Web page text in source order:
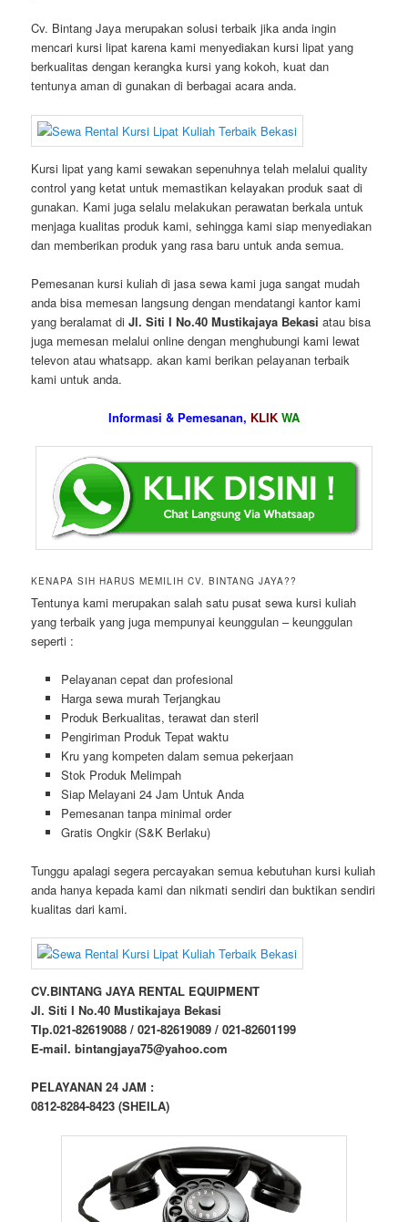
Cv. Bintang Jaya merupakan solusi terbaik jika anda ingin
mencari kursi lipat karena kami menyediakan kursi lipat yang
berkualitas dengan kerangka kursi yang kokoh, kuat dan
tentunya aman di gunakan di berbagai acara anda.
Kursi lipat yang kami sewakan sepenuhnya telah melalui quality
control yang ketat untuk memastikan kelayakan produk saat di
gunakan. Kami juga selalu melakukan perawatan berkala untuk
menjaga kualitas produk kami, sehingga kami siap menyediakan
dan memberikan produk yang rasa baru untuk anda semua.
Pemesanan kursi kuliah di jasa sewa kami juga sangat mudah
anda bisa memesan langsung dengan mendatangi kantor kami
yang beralamat di Jl. Siti I No.40 Mustikajaya Bekasi atau bisa
juga memesan melalui online dengan menghubungi kami lewat
televon atau whatsapp. akan kami berikan pelayanan terbaik
kami untuk anda.
Informasi & Pemesanan, KLIK WA
KENAPA SIH HARUS MEMILIH CV. BINTANG JAYA??
Tentunya kami merupakan salah satu pusat sewa kursi kuliah
yang terbaik yang juga mempunyai keunggulan – keunggulan
seperti :
Pelayanan cepat dan profesional
Harga sewa murah Terjangkau
Produk Berkualitas, terawat dan steril
Pengiriman Produk Tepat waktu
Kru yang kompeten dalam semua pekerjaan
Stok Produk Melimpah
Siap Melayani 24 Jam Untuk Anda
Pemesanan tanpa minimal order
Gratis Ongkir (S&K Berlaku)
Tunggu apalagi segera percayakan semua kebutuhan kursi kuliah
anda hanya kepada kami dan nikmati sendiri dan buktikan sendiri
kualitas dari kami.
CV.BINTANG JAYA RENTAL EQUIPMENT
Jl. Siti I No.40 Mustikajaya Bekasi
Tlp.021-82619088 / 021-82619089 / 021-82601199
E-mail. bintangjaya75@yahoo.com
PELAYANAN 24 JAM :
0812-8284-8423 (SHEILA)